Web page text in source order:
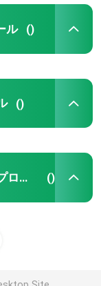
ル ()
()
カスタマイズされたアルミニウム プロフィール ()